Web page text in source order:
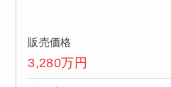
販売価格
3,280万円